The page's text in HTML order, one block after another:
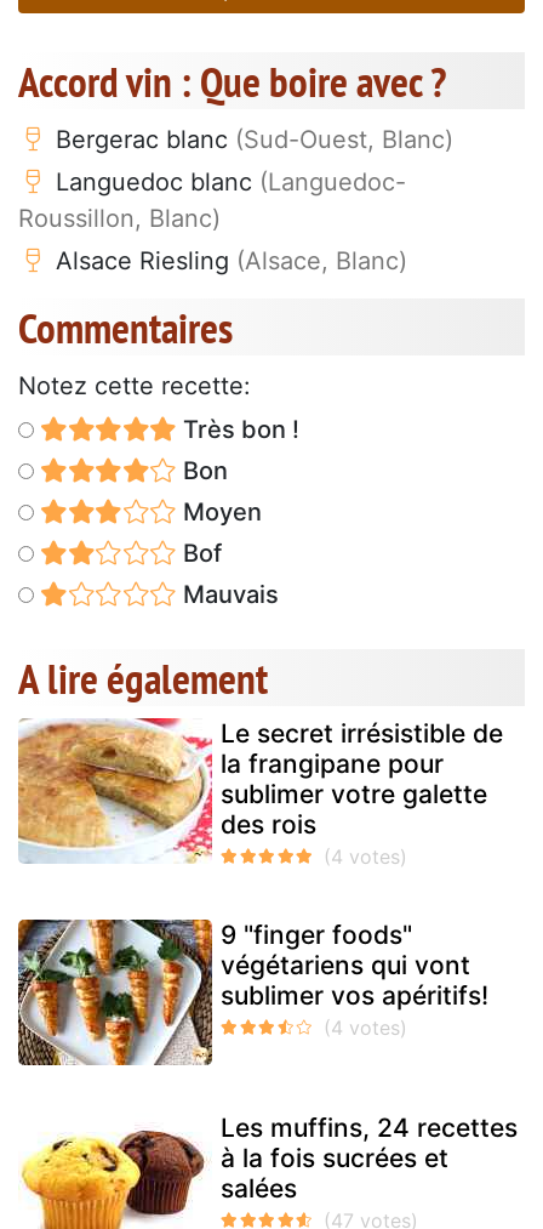
Accord vin : Que boire avec ?
Bergerac blanc (Sud-Ouest, Blanc)
Languedoc blanc (Languedoc-
Roussillon, Blanc)
Alsace Riesling (Alsace, Blanc)
Commentaires
Notez cette recette:
Très bon !
Bon
Moyen
Bof
Mauvais
A lire également
Le secret irrésistible de
la frangipane pour
sublimer votre galette
des rois
9 "finger foods"
végétariens qui vont
sublimer vos apéritifs!
Les muffins, 24 recettes
à la fois sucrées et
salées